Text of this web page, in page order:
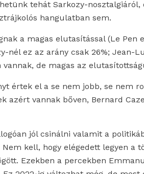
tehát Sarkozy-nosztalgiáról,
hangulatban sem.
a magas elutasítással (Le Pen
nél ez az arány csak 26%; Jean-
de magas az
értek el a se nem jobb, se nem
azért vannak bőven, Bernard
jól csinálni valamit a
kell, hogy elégedett legyen a
Ezekben a percekben